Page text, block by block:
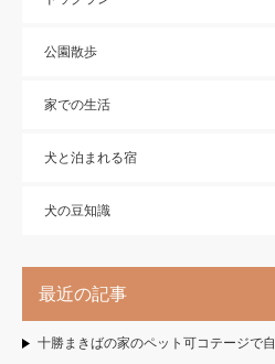
公園散歩
家での生活
犬と泊まれる宿
犬の豆知識
最近の記事
十勝まきばの家のペット可コテージで